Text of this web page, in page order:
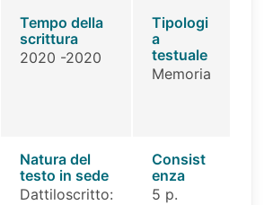
Tempo della
scrittura
2020 -2020
Tipologi
a
testuale
Memoria
Natura del
testo in sede
Dattiloscritto:
Consist
enza
5 p.